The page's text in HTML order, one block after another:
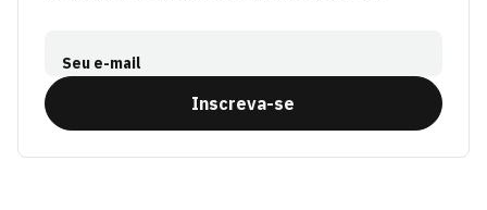
Seu e-mail
Inscreva-se